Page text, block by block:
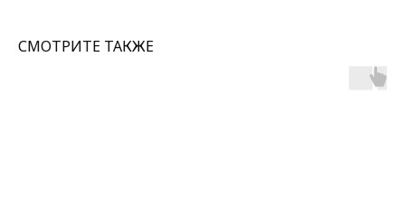
СМОТРИТЕ ТАКЖЕ